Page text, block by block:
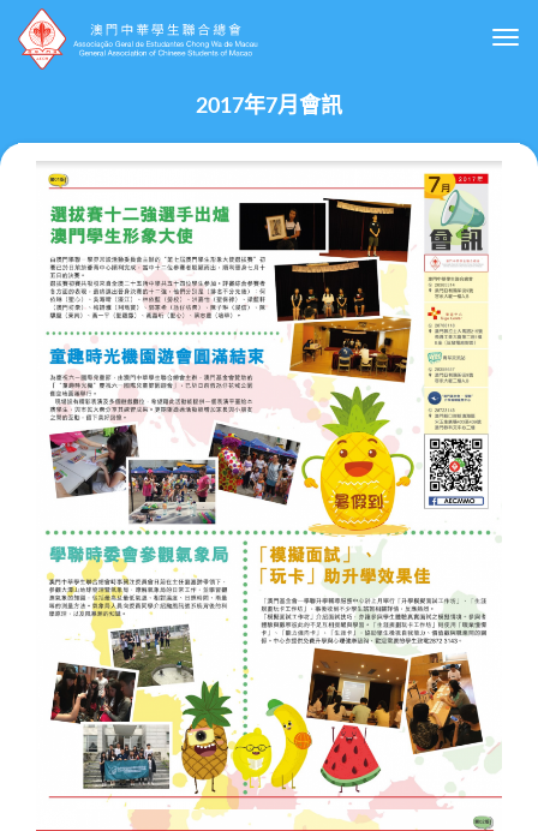
2017年7月會訊